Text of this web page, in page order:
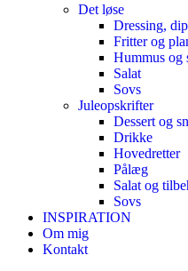
Det løse
Dressing,
Fritter og
Hummus og
Salat
Sovs
Juleopskrifter
Dessert og
Drikke
Hovedretter
Pålæg
Salat og
Sovs
INSPIRATION
Om mig
Kontakt